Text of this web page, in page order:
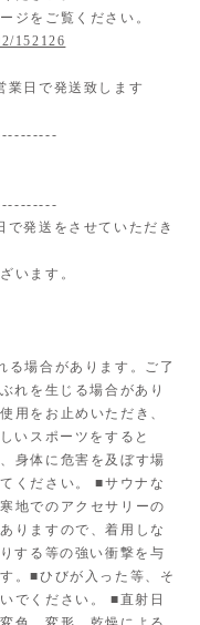
ジをご覧ください。
152126
業日で発送致します
で発送をさせていただき
います。
る場合があります。ご了
れを生じる場合があり
用をお止めいただき、
いスポーツをすると
身体に危害を及ぼす場
ください。 ■サウナな
地でのアクセサリーの
りますので、着用しな
する等の強い衝撃を与
。■ひびが入った等、そ
でください。 ■直射日